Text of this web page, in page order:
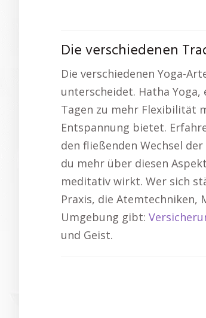
Die verschiedenen
Die verschiedenen Yoga-
unterscheidet. Hatha
Tagen zu mehr Flexibilität
Entspannung bietet.
den fließenden Wechsel
du mehr über diesen
meditativ wirkt. Wer sich
Praxis, die Atemtechniken,
Umgebung gibt:
und Geist.